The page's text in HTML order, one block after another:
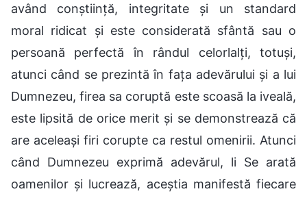
având conștiință, integritate și un standard
moral ridicat și este considerată sfântă sau o
persoană perfectă în rândul celorlalți, totuși,
atunci când se prezintă în fața adevărului și a lui
Dumnezeu, firea sa coruptă este scoasă la iveală,
este lipsită de orice merit și se demonstrează că
are aceleași firi corupte ca restul omenirii. Atunci
când Dumnezeu exprimă adevărul, li Se arată
oamenilor și lucrează, aceștia manifestă fiecare